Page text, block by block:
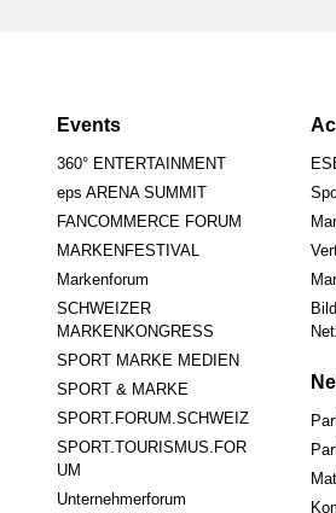
Events
360° ENTERTAINMENT
eps ARENA SUMMIT
FANCOMMERCE FORUM
MARKENFESTIVAL
Markenforum
SCHWEIZER
MARKENKONGRESS
SPORT MARKE MEDIEN
SPORT & MARKE
SPORT.FORUM.SCHWEIZ
SPORT.TOURISMUS.FOR
UM
Unternehmerforum